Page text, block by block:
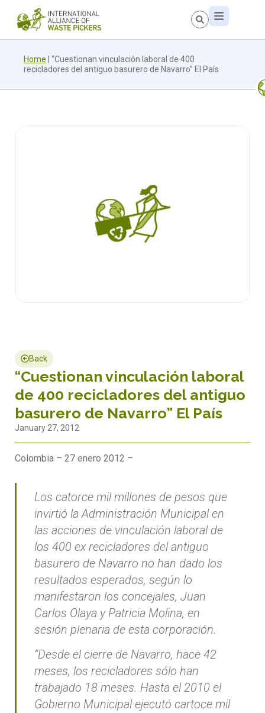
Home
“Cuestionan vinculación laboral de 400
recicladores del antiguo basurero de Navarro” El País
Back
“Cuestionan vinculación laboral
de 400 recicladores del antiguo
basurero de Navarro” El País
January 27, 2012
Colombia – 27 enero 2012 –
Los catorce mil millones de pesos que
invirtió la Administración Municipal en
las acciones de vinculación laboral de
los 400 ex recicladores del antiguo
basurero de Navarro no han dado los
resultados esperados, según lo
manifestaron los concejales, Juan
Carlos Olaya y Patricia Molina, en
sesión plenaria de esta corporación.
“Desde el cierre de Navarro, hace 42
meses, los recicladores sólo han
trabajado 18 meses. Hasta el 2010 el
Gobierno Municipal ejecutó cartoce mil